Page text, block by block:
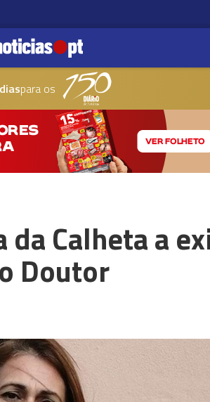
para os
da Calheta a
Doutor